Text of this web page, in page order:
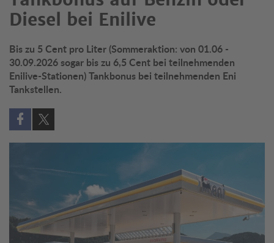
Diesel bei Enilive
Bis zu 5 Cent pro Liter (Sommeraktion: von 01.06 -
30.09.2026 sogar bis zu 6,5 Cent bei teilnehmenden
Enilive-Stationen) Tankbonus bei teilnehmenden Eni
Tankstellen.
Auf Facebook teilen (öffnet in neuem Fenster)
Auf X teilen (öffnet in neuem Fenster)